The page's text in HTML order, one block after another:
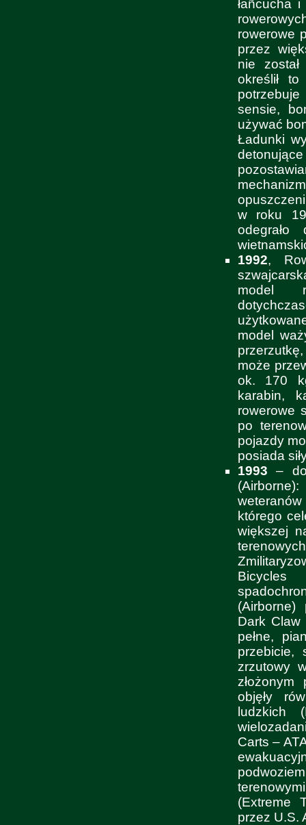
łañcucha
rowerowe
przez
nie
określił
sensie,
używać
Ładunki
w roku
1992,
model
model
może
ok. 170
karabin,
rowerowe
po
pojazdy
posiada
1993 –
którego
większej
(Airborne)
Dark Claw
pełne,
przebicie,
zrzutowy
objęły
ludzkich
Carts –
(Extreme
przez U.S.